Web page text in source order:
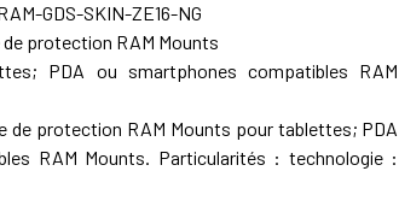
GDS-SKIN-ZE16-NG
de protection RAM Mounts
PDA ou smartphones compatibles RAM
de protection RAM Mounts pour tablettes; PDA
RAM Mounts. Particularités : technologie :